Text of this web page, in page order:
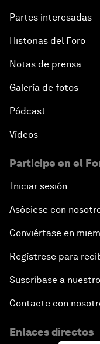
Partes interesadas
Historias del Foro
Notas de prensa
Galería de fotos
Pódcast
Vídeos
Participe en el
Iniciar sesión
Asóciese con
Conviértase en
Regístrese para
Suscríbase a
Contacte con
Enlaces directos